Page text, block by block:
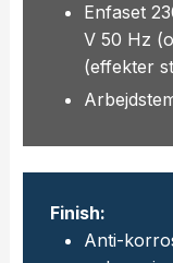
Enfaset
V 50 Hz
(effekter
Finish:
Anti-